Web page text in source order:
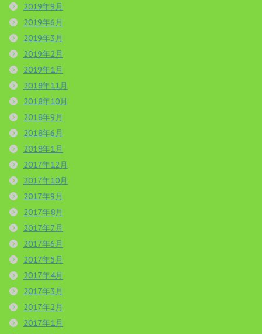
2019年9月
2019年6月
2019年3月
2019年2月
2019年1月
2018年11月
2018年10月
2018年9月
2018年6月
2018年1月
2017年12月
2017年10月
2017年9月
2017年8月
2017年7月
2017年6月
2017年5月
2017年4月
2017年3月
2017年2月
2017年1月